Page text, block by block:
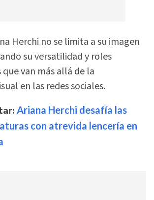
Herchi no se limita a su imagen
su versatilidad y roles
van más allá de la
en las redes sociales.
Ariana Herchi desafía las
con atrevida lencería en